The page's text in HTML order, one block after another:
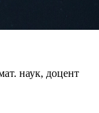
наук, доцент